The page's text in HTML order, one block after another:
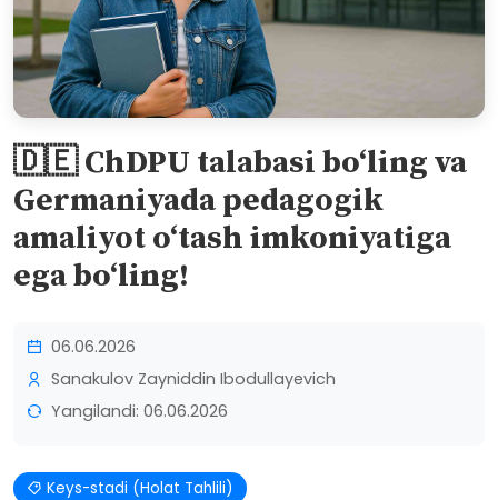
🇩🇪 ChDPU talabasi bo‘ling va
Germaniyada pedagogik
amaliyot o‘tash imkoniyatiga
ega bo‘ling!
06.06.2026
Sanakulov Zayniddin Ibodullayevich
Yangilandi: 06.06.2026
Keys-stadi (Holat Tahlili)